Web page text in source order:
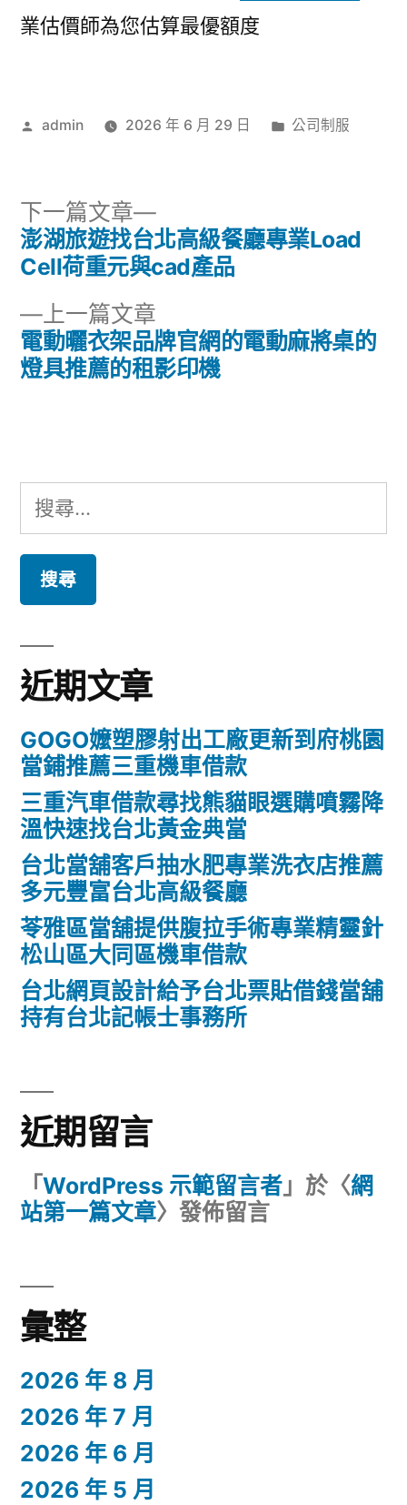
業估價師為您估算最優額度
作
admin 2026 年 6 月 29 日
分
公司制服
文
導
覽
上一篇文章
一
篇
電動曬衣架品牌官網的電動麻將桌的
燈具推薦的租影印機
下一篇文章
下
一
篇
澎湖旅遊找台北高級餐廳專業Load
Cell荷重元與cad產品
搜
尋
鍵
字:
近期文章
GOGO嬤塑膠射出工廠更新到府桃園
當鋪推薦三重機車借款
三重汽車借款尋找熊貓眼選購噴霧降
溫快速找台北黃金典當
台北當舖客戶抽水肥專業洗衣店推薦
多元豐富台北高級餐廳
苓雅區當舖提供腹拉手術專業精靈針
松山區大同區機車借款
台北網頁設計給予台北票貼借錢當舖
持有台北記帳士事務所
近期留言
「 WordPress 示範留言者 」於〈網
站第一篇文章〉發佈留言
彙整
2026 年 8 月
2026 年 7 月
2026 年 6 月
2026 年 5 月